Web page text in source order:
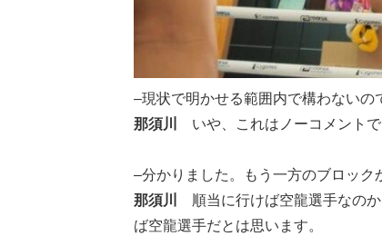
–現状で明かせる範囲内で構わないの
那須川 いや、これはノーコメントで
–分かりました。もう一方のブロック
那須川 順当に行けば空龍選手なの
ば空龍選手だとは思います。